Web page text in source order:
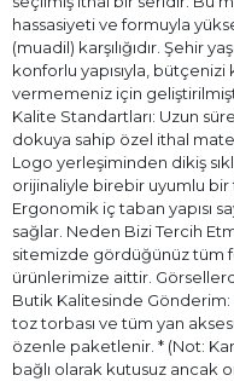
hassasiyeti ve formuyla
(muadil) karşılığıdır. Şehir
konforlu yapısıyla,
vermemeniz için
Kalite Standartları: Uzun
dokuya sahip özel ithal
Logo yerleşiminden dikiş
orijinaliyle birebir uyumlu bir
Ergonomik iç taban yapısı
sağlar. Neden Bizi Tercih
sitemizde gördüğünüz tüm
ürünlerimize aittir.
Butik Kalitesinde Gönderim:
toz torbası ve tüm yan
özenle paketlenir. * (Not:
bağlı olarak kutusuz ancak